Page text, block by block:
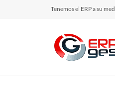
Tenemos el ERP a su